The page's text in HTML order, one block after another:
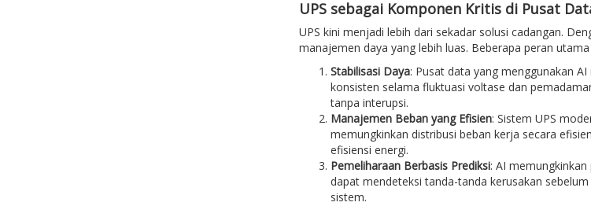
UPS sebagai Komponen Kritis di Pusat
UPS kini menjadi lebih dari sekadar solusi cadangan.
manajemen daya yang lebih luas. Beberapa peran
Stabilisasi Daya: Pusat data yang menggunakan
konsisten selama fluktuasi voltase dan
tanpa interupsi.
Manajemen Beban yang Efisien: Sistem UPS
memungkinkan distribusi beban kerja secara
efisiensi energi.
Pemeliharaan Berbasis Prediksi: AI
dapat mendeteksi tanda-tanda kerusakan
sistem.